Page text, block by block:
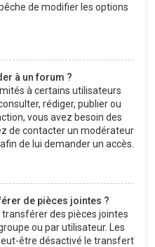
de modifier les options
à un forum ?
à certains utilisateurs
rédiger, publier ou
vous avez besoin des
de contacter un modérateur
de lui demander un accès.
de pièces jointes ?
des pièces jointes
ou par utilisateur. Les
être désactivé le transfert